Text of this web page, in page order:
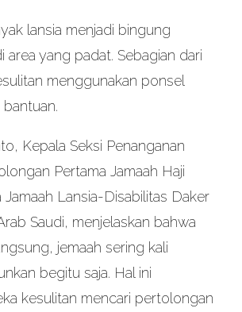
lansia menjadi bingung
area yang padat. Sebagian dari
menggunakan ponsel
Kepala Seksi Penanganan
Pertama Jamaah Haji
Jamaah Lansia-Disabilitas Daker
Saudi, menjelaskan bahwa
jemaah sering kali
begitu saja. Hal ini
kesulitan mencari pertolongan